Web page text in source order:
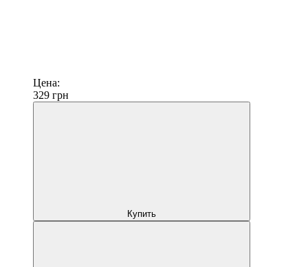
Цена:
329 грн
Купить